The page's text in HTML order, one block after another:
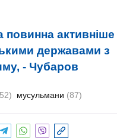
повинна активніше
державами з
- Чубаров
мусульмани (87)